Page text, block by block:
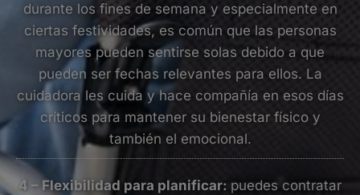
durante los fines de semana y especialmente en
ciertas festividades, es común que las personas
mayores pueden sentirse solas debido a que
pueden ser fechas relevantes para ellos. La
cuidadora les cuida y hace compañía en esos días
críticos para mantener su bienestar físico y
también el emocional.
4 – Flexibilidad para planificar: puedes contratar